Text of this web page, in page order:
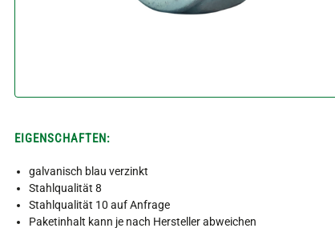
EIGENSCHAFTEN:
galvanisch blau verzinkt
Stahlqualität 8
Stahlqualität 10 auf Anfrage
Paketinhalt kann je nach Hersteller abweichen